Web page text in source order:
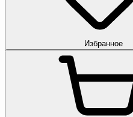
Избранное